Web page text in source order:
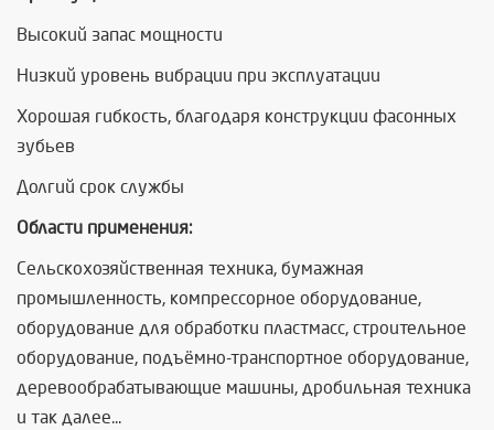
Высокий запас мощности
Низкий уровень вибрации при эксплуатации
Хорошая гибкость, благодаря конструкции фасонных
зубьев
Долгий срок службы
Области применения:
Сельскохозяйственная техника, бумажная
промышленность, компрессорное оборудование,
оборудование для обработки пластмасс, строительное
оборудование, подъёмно-транспортное оборудование,
деревообрабатывающие машины, дробильная техника
и так далее...